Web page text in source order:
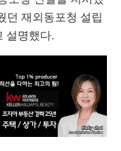
던 재외동포청 설립
설명했다.